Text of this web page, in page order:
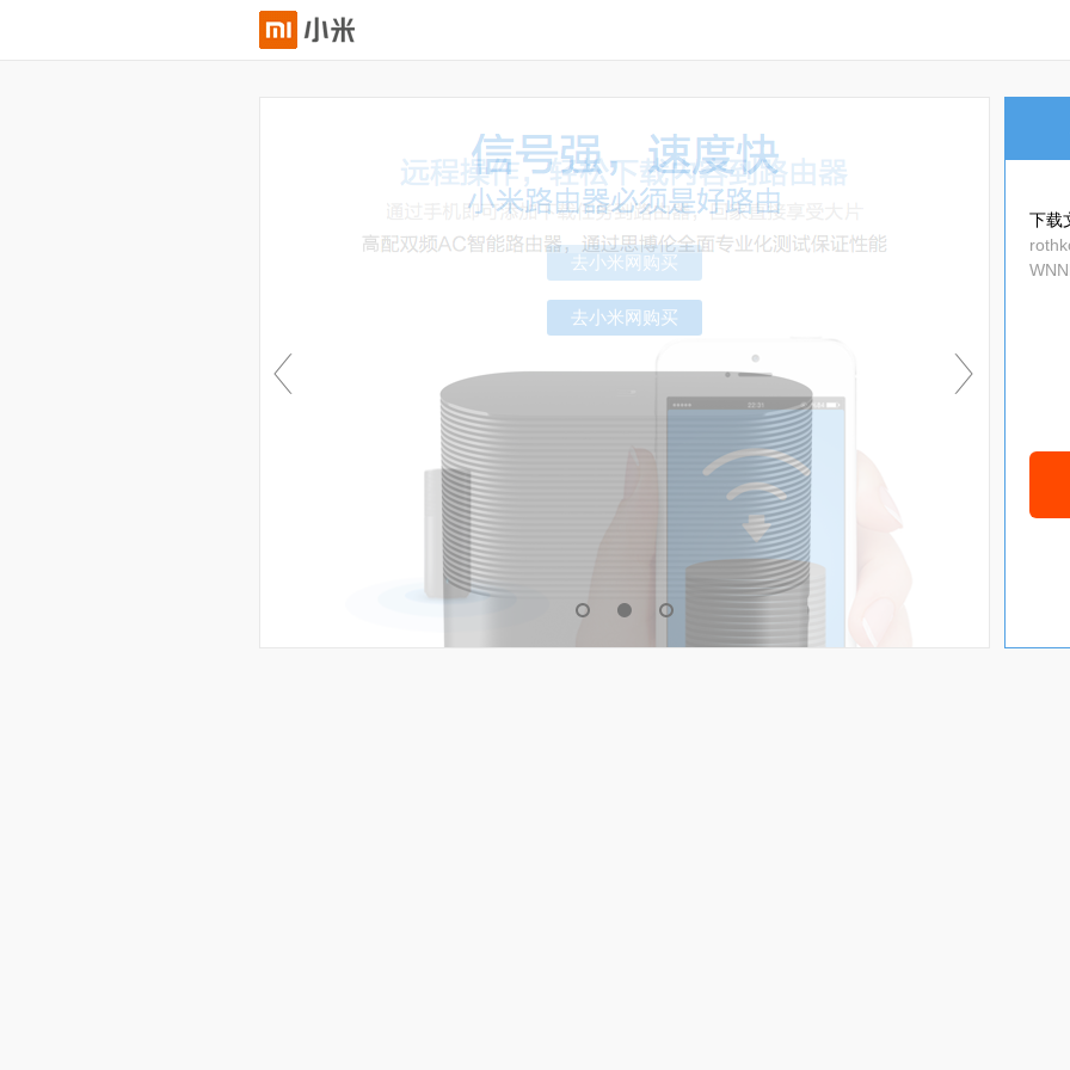
去小米网购买
下载